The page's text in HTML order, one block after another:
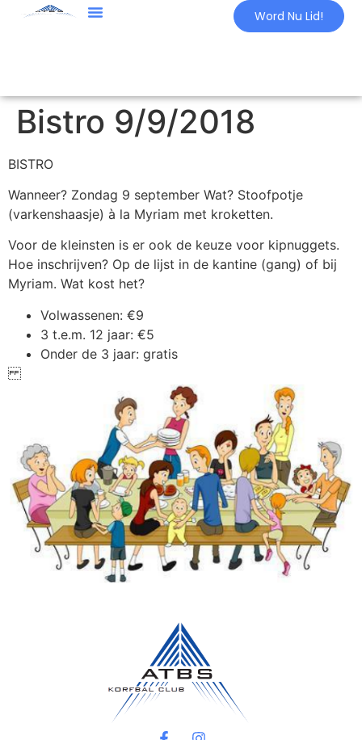
Word Nu Lid!
Bistro 9/9/2018
BISTRO
Wanneer? Zondag 9 september Wat? Stoofpotje
(varkenshaasje) à la Myriam met kroketten.
Voor de kleinsten is er ook de keuze voor kipnuggets.
Hoe inschrijven? Op de lijst in de kantine (gang) of bij
Myriam. Wat kost het?
Volwassenen: €9
3 t.e.m. 12 jaar: €5
Onder de 3 jaar: gratis